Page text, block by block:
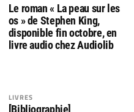
Le roman « La peau sur les
os » de Stephen King,
disponible fin octobre, en
livre audio chez Audiolib
LIVRES
[Bibliographie]